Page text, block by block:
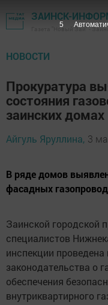
ЗАИНСК-
Газета "Новый Зай" -
НОВОСТИ
Прокуратура
состояния
заинских домах
Айгуль Яруллина, 3
В ряде домов
фасадных
Заинской городской
специалистов
инспекции
законодательства о
обеспечения
внутриквартирного
4